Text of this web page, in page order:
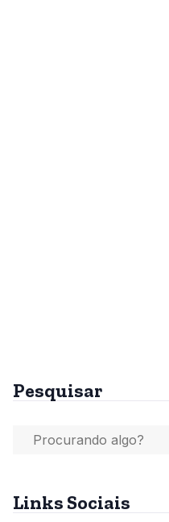
Pesquisar
Links Sociais